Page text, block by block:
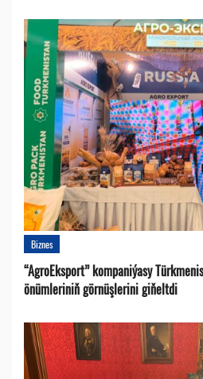
Biznes
“AgroEksport” kompaniýasy
önümleriniň görnüşlerini giňeltdi